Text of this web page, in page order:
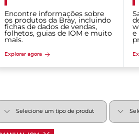
Encontre informações sobre
os produtos da Bray, incluindo
fichas de dados de vendas,
folhetos, guias de IOM e muito
mais.
Explorar agora
e